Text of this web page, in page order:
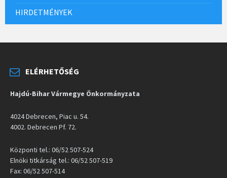
HIRDETMÉNYEK
ELÉRHETŐSÉG
Hajdú-Bihar Vármegye Önkormányzata
4024 Debrecen, Piac u. 54.
4002. Debrecen Pf. 72.
Központi tel.: 06/52 507-524
Elnöki titkárság tel.: 06/52 507-519
Fax: 06/52 507-514